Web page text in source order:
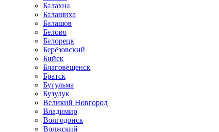
Балахна
Балашиха
Балашов
Белово
Белорецк
Берёзовский
Бийск
Благовещенск
Братск
Бугульма
Бузулук
Великий Новгород
Владимир
Волгодонск
Волжский